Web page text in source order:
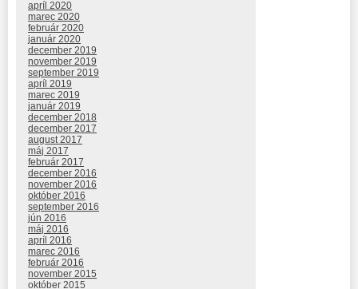
apríl 2020
marec 2020
február 2020
január 2020
december 2019
november 2019
september 2019
apríl 2019
marec 2019
január 2019
december 2018
december 2017
august 2017
máj 2017
február 2017
december 2016
november 2016
október 2016
september 2016
jún 2016
máj 2016
apríl 2016
marec 2016
február 2016
november 2015
október 2015